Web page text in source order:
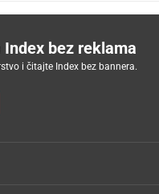
Index bez reklama
i čitajte Index bez bannera.